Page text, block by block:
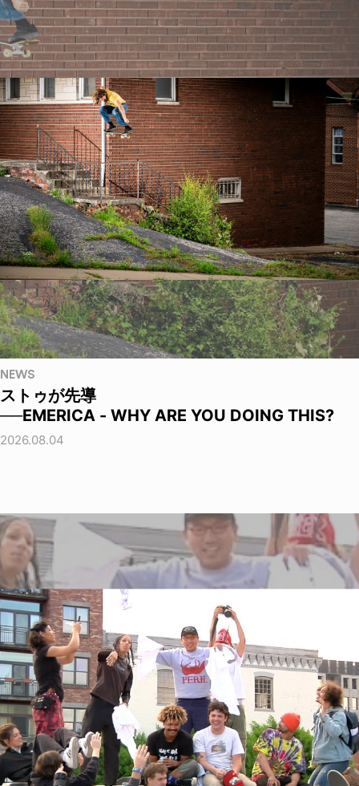
NEWS
ストゥが先導
──EMERICA - WHY ARE YOU DOING THIS?
2026.08.04